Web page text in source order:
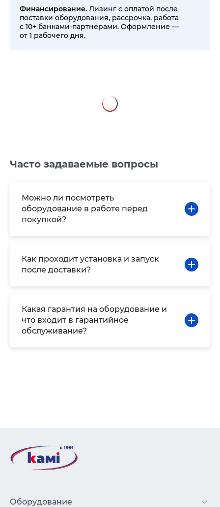
Финансирование. Лизинг с оплатой после
поставки оборудования, рассрочка, работа
с 10+ банками-партнёрами. Оформление —
от 1 рабочего дня.
Часто задаваемые вопросы
Можно ли посмотреть
оборудование в работе перед
покупкой?
Как проходит установка и запуск
после доставки?
Какая гарантия на оборудование и
что входит в гарантийное
обслуживание?
Оборудование